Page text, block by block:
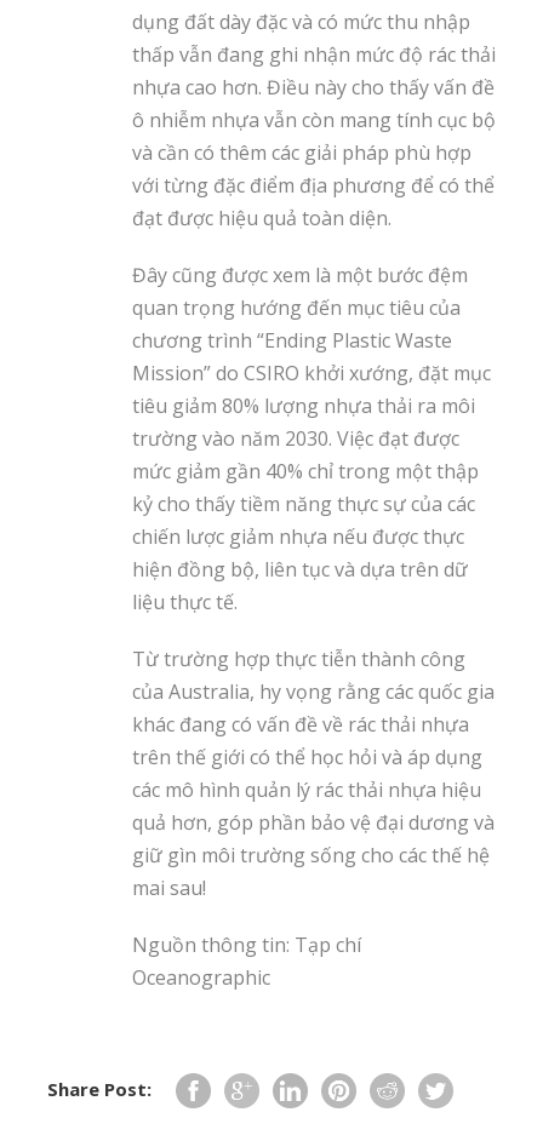
dụng đất dày đặc và có mức thu nhập
thấp vẫn đang ghi nhận mức độ rác thải
nhựa cao hơn. Điều này cho thấy vấn đề
ô nhiễm nhựa vẫn còn mang tính cục bộ
và cần có thêm các giải pháp phù hợp
với từng đặc điểm địa phương để có thể
đạt được hiệu quả toàn diện.
Đây cũng được xem là một bước đệm
quan trọng hướng đến mục tiêu của
chương trình “Ending Plastic Waste
Mission” do CSIRO khởi xướng, đặt mục
tiêu giảm 80% lượng nhựa thải ra môi
trường vào năm 2030. Việc đạt được
mức giảm gần 40% chỉ trong một thập
kỷ cho thấy tiềm năng thực sự của các
chiến lược giảm nhựa nếu được thực
hiện đồng bộ, liên tục và dựa trên dữ
liệu thực tế.
Từ trường hợp thực tiễn thành công
của Australia, hy vọng rằng các quốc gia
khác đang có vấn đề về rác thải nhựa
trên thế giới có thể học hỏi và áp dụng
các mô hình quản lý rác thải nhựa hiệu
quả hơn, góp phần bảo vệ đại dương và
giữ gìn môi trường sống cho các thế hệ
mai sau!
Nguồn thông tin: Tạp chí
Oceanographic
Share Post: